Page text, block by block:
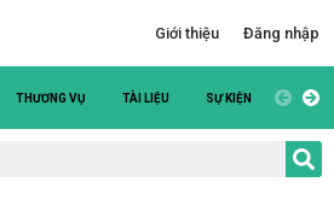
Giới thiệu Đăng nhập
THƯƠNG VỤ TÀI LIỆU SỰ KIỆN DANH